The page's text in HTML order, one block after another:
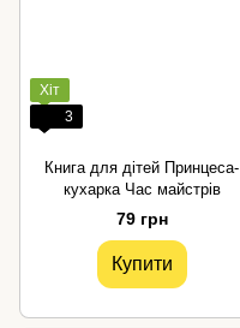
Хіт
3
Книга для дітей Принцеса-
кухарка Час майстрів
79 грн
Купити